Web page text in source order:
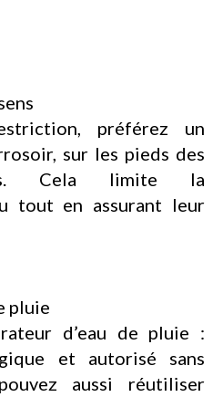
préférez un
sur les pieds des
Cela limite la
tout en assurant leur
pluie
d’eau de pluie :
et autorisé sans
aussi réutiliser